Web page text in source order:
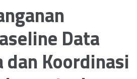
Data
dan Koordinasi